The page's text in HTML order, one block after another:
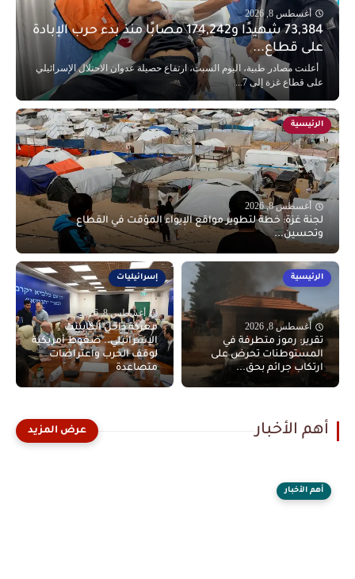
أغسطس 8, 2026
73,384 شهيدًا و174,242 مصابًا منذ بدء حرب الإبادة
على قطاع...
أعلنت مصادر طبية، اليوم السبت، ارتفاع حصيلة عدوان الاحتلال الإسرائيلي
على قطاع غزة إلى 7...
الرئيسية
أغسطس 8, 2026
لجنة غزة: خطة لتطوير مواقع الإيواء المؤقت في القطاع
وتحسين...
الرئيسية
أغسطس 8, 2026
تقرير: رموز متطرفة في
المستوطنات تحرض على
ارتكاب جرائم بحق...
إسرائيليات
أغسطس 8, 2026
معركة داخل الكابينت
الإسرائيلي.. ضغوط أمريكية
لوقف الحرب واعتراضات
متصاعدة
أهم الأخبار
أهم الأخبار